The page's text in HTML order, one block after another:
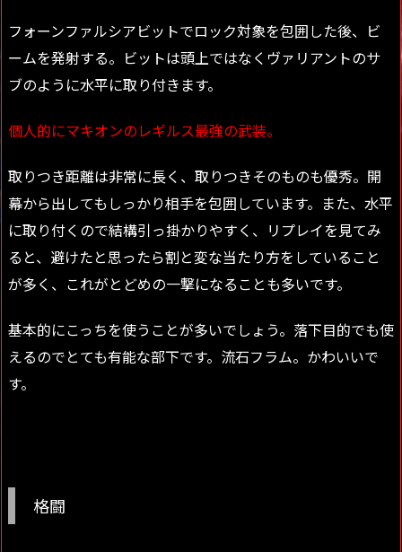
フォーンファルシアビットでロック対象を包囲した後、ビ
ームを発射する。ビットは頭上ではなくヴァリアントのサ
ブのように水平に取り付きます。
個人的にマキオンのレギルス最強の武装。
取りつき距離は非常に長く、取りつきそのものも優秀。開
幕から出してもしっかり相手を包囲しています。また、水平
に取り付くので結構引っ掛かりやすく、リプレイを見てみ
ると、避けたと思ったら割と変な当たり方をしていること
が多く、これがとどめの一撃になることも多いです。
基本的にこっちを使うことが多いでしょう。落下目的でも使
えるのでとても有能な部下です。流石フラム。かわいいで
す。
格闘